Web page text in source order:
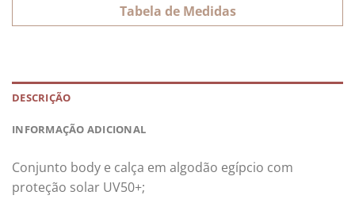
Tabela de Medidas
DESCRIÇÃO
INFORMAÇÃO ADICIONAL
Conjunto body e calça em algodão egípcio com
proteção solar UV50+;